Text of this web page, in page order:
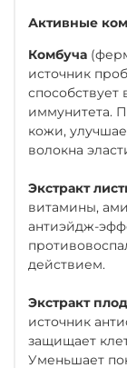
Активные
Комбуча
источник
иммунитета.
кожи,
волокна
Экстракт
витамины,
антиэйдж-
действием.
Экстракт
источник
защищает
Уменьшает